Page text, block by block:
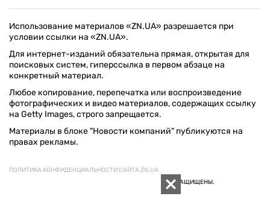
Использование материалов «ZN.UA» разрешается при
условии ссылки на «ZN.UA».
Для интернет-изданий обязательна прямая, открытая для
поисковых систем, гиперссылка в первом абзаце на
конкретный материал.
Любое копирование, перепечатка или воспроизведение
фотографических и видео материалов, содержащих ссылку
на Getty Images, строго запрещается.
Материалы в блоке "Новости компаний" публикуются на
правах рекламы.
ПОЛИТИКА КОНФИДЕНЦИАЛЬНОСТИ САЙТА ZN.UA
© 1994–2026 «ЗЕРКАЛО НЕДЕЛИ. УКРАИНА». ВСЕ ПРАВА ЗАЩИЩЕНЫ.